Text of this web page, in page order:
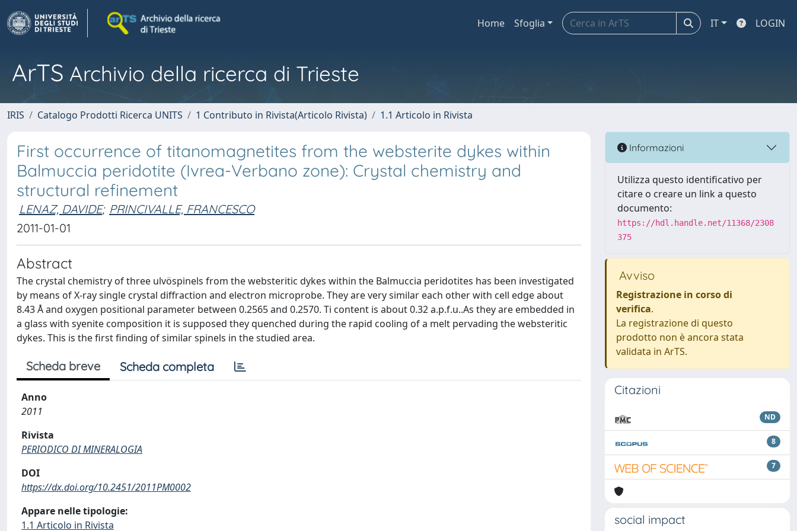
Home Sfoglia IT LOGIN
ArTS Archivio della ricerca di Trieste
IRIS Catalogo Prodotti Ricerca UNITS 1 Contributo in Rivista(Articolo Rivista) 1.1 Articolo in Rivista
First occurrence of titanomagnetites from the websterite dykes within
Balmuccia peridotite (Ivrea-Verbano zone): Crystal chemistry and
structural refinement
LENAZ, DAVIDE; PRINCIVALLE, FRANCESCO
2011-01-01
Abstract
The crystal chemistry of three ulvöspinels from the websteritic dykes within the Balmuccia peridotites has been investigated
by means of X-ray single crystal diffraction and electron microprobe. They are very similar each other with cell edge about
8.43 Å and oxygen positional parameter between 0.2565 and 0.2570. Ti content is about 0.32 a.p.f.u..As they are embedded in
a glass with syenite composition it is supposed they quenched during the rapid cooling of a melt pervading the websteritic
dykes. This is the first finding of similar spinels in the studied area.
Scheda breve Scheda completa
Anno
2011
Rivista
PERIODICO DI MINERALOGIA
DOI
https://dx.doi.org/10.2451/2011PM0002
Appare nelle tipologie:
1.1 Articolo in Rivista
Informazioni
Utilizza questo identificativo per
citare o creare un link a questo
documento:
https://hdl.handle.net/11368/2308
375
Avviso
Registrazione in corso di
verifica.
La registrazione di questo
prodotto non è ancora stata
validata in ArTS.
Citazioni
ND
8
7
social impact